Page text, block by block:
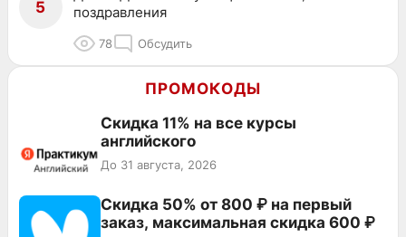
5
поздравления
78 Обсудить
ПРОМОКОДЫ
Скидка 11% на все курсы
английского
До 31 августа, 2026
Скидка 50% от 800 ₽ на первый
заказ, максимальная скидка 600 ₽